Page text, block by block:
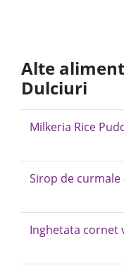
Alte
Dulciuri
Milkeria Rice
Sirop de curmale
Inghetata cornet